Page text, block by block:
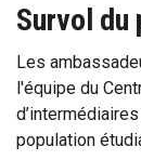
Survol du
Les
l'équipe du
population